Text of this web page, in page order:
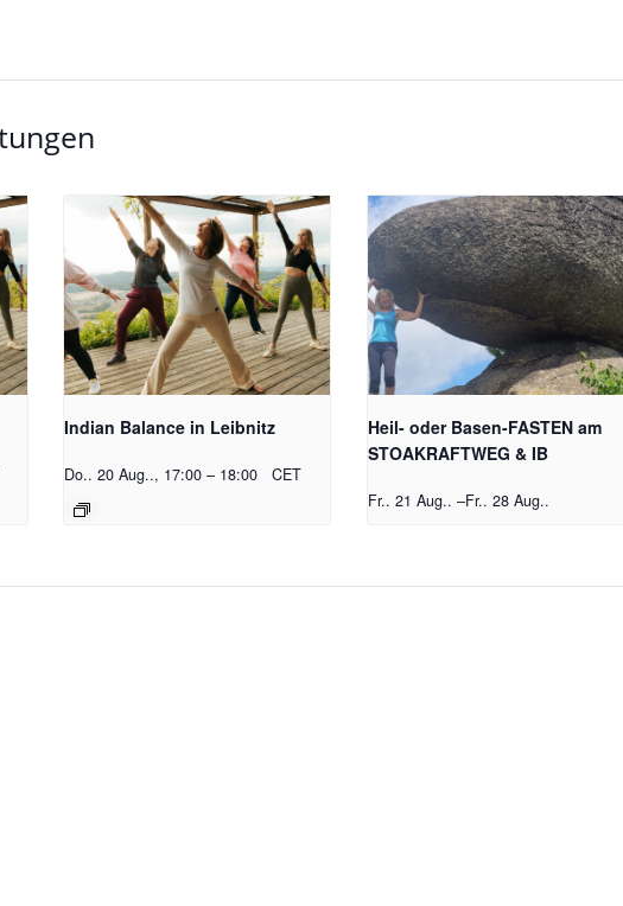
Indian Balance in Leibnitz
Do.. 20 Aug.., 17:00 – 18:00 CET
Heil- oder Basen-FASTEN am
STOAKRAFTWEG & IB
Fr.. 21 Aug.. –Fr.. 28 Aug..